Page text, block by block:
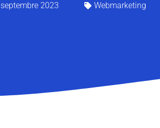
2023 Webmarketing